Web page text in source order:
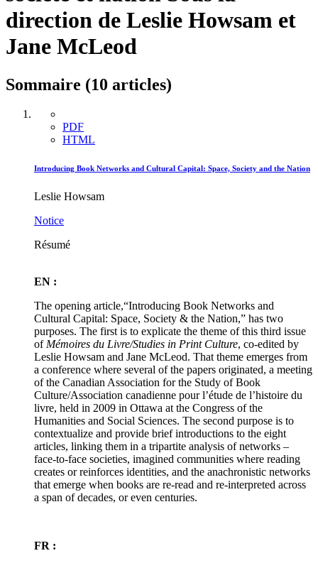
direction de Leslie Howsam et
Jane McLeod
Sommaire (10 articles)
PDF
HTML
Introducing Book Networks and Cultural Capital: Space, Society and the Nation
Leslie Howsam
Notice
Résumé
EN :
The opening article,“Introducing Book Networks and
Cultural Capital: Space, Society & the Nation,” has two
purposes. The first is to explicate the theme of this third issue
of Mémoires du Livre/Studies in Print Culture, co-edited by
Leslie Howsam and Jane McLeod. That theme emerges from
a conference where several of the papers originated, a meeting
of the Canadian Association for the Study of Book
Culture/Association canadienne pour l’étude de l’histoire du
livre, held in 2009 in Ottawa at the Congress of the
Humanities and Social Sciences. The second purpose is to
contextualize and provide brief introductions to the eight
articles, linking them in a tripartite analysis of networks –
face-to-face societies, imagined communities where reading
creates or reinforces identities, and the anachronistic networks
that emerge when books are re-read and re-interpreted across
a span of decades, or even centuries.
FR :